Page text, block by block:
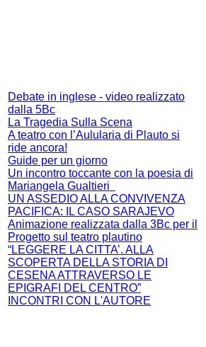
Debate in inglese - video realizzato
dalla 5Bc
La Tragedia Sulla Scena
A teatro con l’Aulularia di Plauto si
ride ancora!
Guide per un giorno
Un incontro toccante con la poesia di
Mariangela Gualtieri
UN ASSEDIO ALLA CONVIVENZA
PACIFICA: IL CASO SARAJEVO
Animazione realizzata dalla 3Bc per il
Progetto sul teatro plautino
“LEGGERE LA CITTA’. ALLA
SCOPERTA DELLA STORIA DI
CESENA ATTRAVERSO LE
EPIGRAFI DEL CENTRO”
INCONTRI CON L'AUTORE